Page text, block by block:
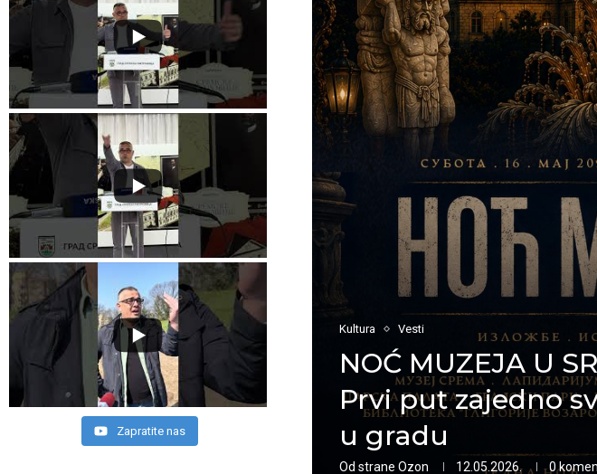
Kultura Vesti
NOĆ MUZEJA U
Prvi put zajedno
u gradu
Od strane Ozon 12.05.2026. 0
Zapratite nas